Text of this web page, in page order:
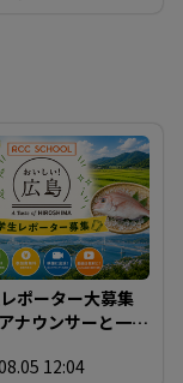
レポーター大募集
ナウンサーと一緒
食」の現場を取
12:04